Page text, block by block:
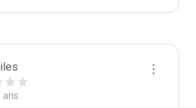
ans